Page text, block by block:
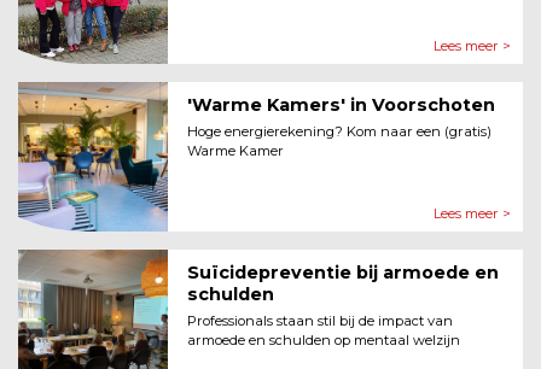
Lees meer >
'Warme Kamers' in Voorschoten
Hoge energierekening? Kom naar een (gratis)
Warme Kamer
Lees meer >
Suïcidepreventie bij armoede en
schulden
Professionals staan stil bij de impact van
armoede en schulden op mentaal welzijn